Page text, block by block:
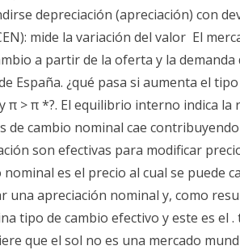
depreciación (apreciación) con
mide la variación del valor El
a partir de la oferta y la demanda
España. ¿qué pasa si aumenta el
π > π *?. El equilibrio interno indica la
de cambio nominal cae
son efectivas para modificar
es el precio al cual se puede
una apreciación nominal y, como
tipo de cambio efectivo y este es el
que el sol no es una mercado